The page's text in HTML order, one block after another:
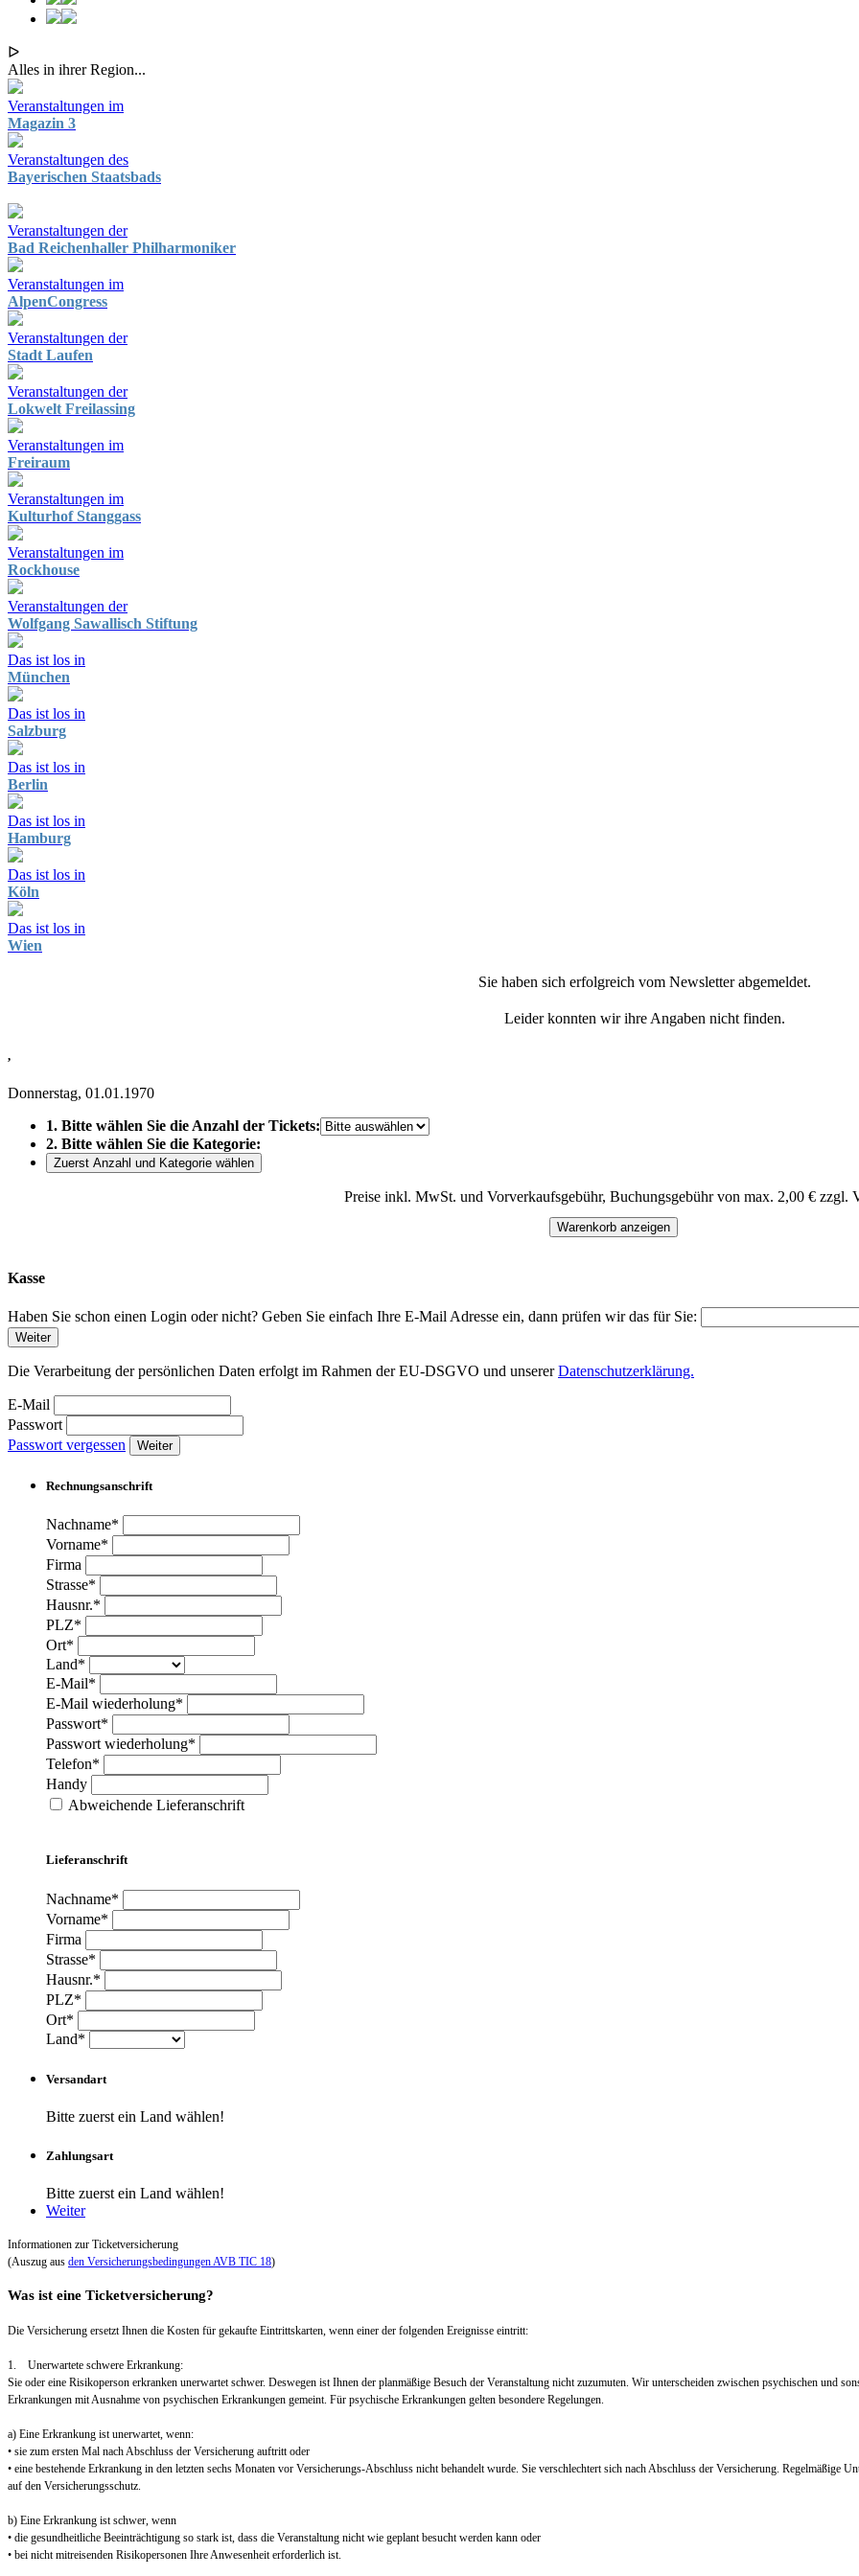
ᐅ
Alles in ihrer Region...
Veranstaltungen im
Magazin 3
Veranstaltungen des
Bayerischen Staatsbads
Veranstaltungen der
Bad Reichenhaller Philharmoniker
Veranstaltungen im
AlpenCongress
Veranstaltungen der
Stadt Laufen
Veranstaltungen der
Lokwelt Freilassing
Veranstaltungen im
Freiraum
Veranstaltungen im
Kulturhof Stanggass
Veranstaltungen im
Rockhouse
Veranstaltungen der
Wolfgang Sawallisch Stiftung
Das ist los in
München
Das ist los in
Salzburg
Das ist los in
Berlin
Das ist los in
Hamburg
Das ist los in
Köln
Das ist los in
Wien
Sie haben sich erfolgreich vom Newsletter abgemeldet.
Leider konnten wir ihre Angaben nicht finden.
,
Donnerstag, 01.01.1970
1. Bitte wählen Sie die Anzahl der Tickets:
2. Bitte wählen Sie die Kategorie:
Zuerst Anzahl und Kategorie wählen
Preise inkl. MwSt. und Vorverkaufsgebühr, Buchungsgebühr von max. 2,00 € zzgl.
Warenkorb anzeigen
Kasse
Haben Sie schon einen Login oder nicht? Geben Sie einfach Ihre E-Mail Adresse ein, dann prüfen wir das für Sie:
Weiter
Die Verarbeitung der persönlichen Daten erfolgt im Rahmen der EU-DSGVO und unsererDatenschutzerklärung.
E-Mail
Passwort
Passwort vergessen
Weiter
Rechnungsanschrift
Nachname*
Vorname*
Firma
Strasse*
Hausnr.*
PLZ*
Ort*
Land*
E-Mail*
E-Mail wiederholung*
Passwort*
Passwort wiederholung*
Telefon*
Handy
Abweichende Lieferanschrift
Lieferanschrift
Nachname*
Vorname*
Firma
Strasse*
Hausnr.*
PLZ*
Ort*
Land*
Versandart
Bitte zuerst ein Land wählen!
Zahlungsart
Bitte zuerst ein Land wählen!
Weiter
Informationen zur Ticketversicherung
(Auszug aus den Versicherungsbedingungen AVB TIC 18)
Was ist eine Ticketversicherung?
Die Versicherung ersetzt Ihnen die Kosten für gekaufte Eintrittskarten, wenn einer der folgenden Ereignisse eintritt:
1. Unerwartete schwere Erkrankung:
Sie oder eine Risikoperson erkranken unerwartet schwer. Deswegen ist Ihnen der planmäßige Besuch der Veranstaltung nicht zuzumuten. Wir unterscheiden zwischen psychischen und
Erkrankungen mit Ausnahme von psychischen Erkrankungen gemeint. Für psychische Erkrankungen gelten besondere Regelungen.
a) Eine Erkrankung ist unerwartet, wenn:
• sie zum ersten Mal nach Abschluss der Versicherung auftritt oder
• eine bestehende Erkrankung in den letzten sechs Monaten vor Versicherungs-Abschluss nicht behandelt wurde. Sie verschlechtert sich nach Abschluss der Versicherung. Regelmäßige
auf den Versicherungsschutz.
b) Eine Erkrankung ist schwer, wenn
• die gesundheitliche Beeinträchtigung so stark ist, dass die Veranstaltung nicht wie geplant besucht werden kann oder
• bei nicht mitreisenden Risikopersonen Ihre Anwesenheit erforderlich ist.